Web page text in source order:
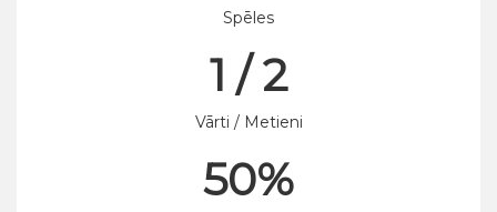
Spēles
1 / 2
Vārti / Metieni
50%